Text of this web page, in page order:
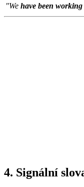
"We have been working
4. Signální